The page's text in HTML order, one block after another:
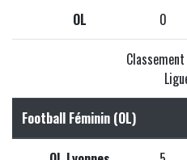
OL 0
Football Féminin (OL)